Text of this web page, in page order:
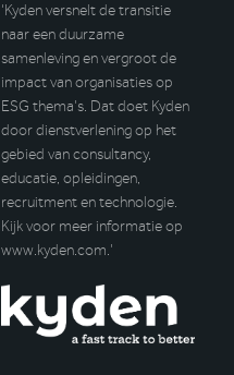
‘Kyden versnelt de transitie
naar een duurzame
samenleving en vergroot de
impact van organisaties op
ESG thema’s. Dat doet Kyden
door dienstverlening op het
gebied van consultancy,
educatie, opleidingen,
recruitment en technologie.
Kijk voor meer informatie op
www.kyden.com.’